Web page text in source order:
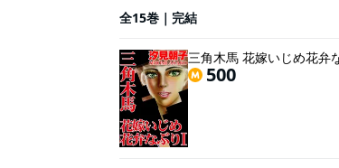
屋は、SMグッズ満載の調教部屋だ
れ、絵梨を犯す。ひどい…こんなひど
全15巻｜完結
三角木馬 花嫁いじめ花弁
500